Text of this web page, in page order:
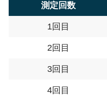
測定回数
1回目
2回目
3回目
4回目